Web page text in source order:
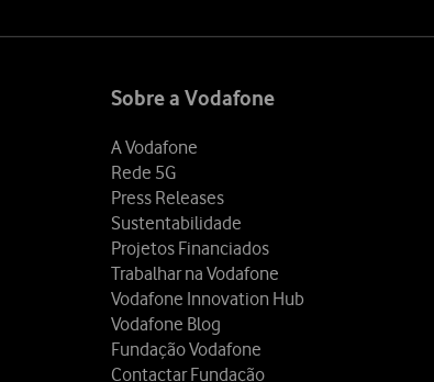
Sobre a Vodafone
A Vodafone
Rede 5G
Press Releases
Sustentabilidade
Projetos Financiados
Trabalhar na Vodafone
Vodafone Innovation Hub
Vodafone Blog
Fundação Vodafone
Contactar Fundação